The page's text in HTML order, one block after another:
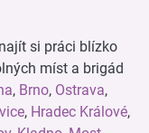
si práci blízko
míst a brigád
, Brno, Ostrava,
, Hradec Králové,